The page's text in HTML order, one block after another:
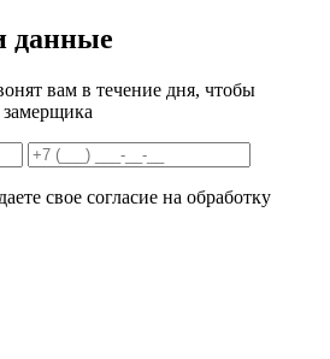
данные
вам в течение дня, чтобы
замерщика
свое согласие на обработку